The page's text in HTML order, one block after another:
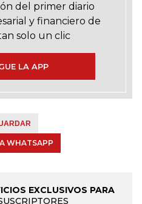
del primer diario
y financiero de
solo un clic
LA APP
WHATSAPP
EXCLUSIVOS PARA